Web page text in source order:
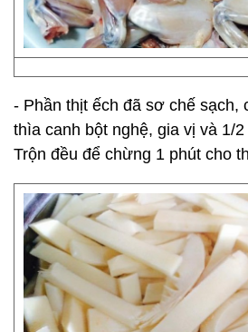
- Phần thịt ếch đã sơ chế sạch,
thìa canh bột nghệ, gia vị và 1/
Trộn đều để chừng 1 phút cho